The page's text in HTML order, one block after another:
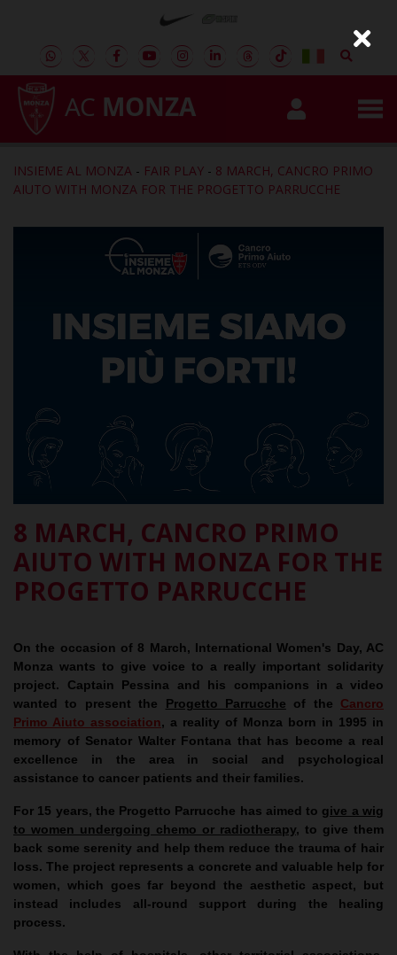
AC MONZA
INSIEME AL MONZA - FAIR PLAY - 8 MARCH, CANCRO PRIMO
AIUTO WITH MONZA FOR THE PROGETTO PARRUCCHE
8 MARCH, CANCRO PRIMO
AIUTO WITH MONZA FOR THE
PROGETTO PARRUCCHE
On the occasion of 8 March, International Women's Day, AC
Monza wants to give voice to a really important solidarity
project. Captain Pessina and his companions in a video
wanted to present the Progetto Parrucche of the Cancro
Primo Aiuto association, a reality of Monza born in 1995 in
memory of Senator Walter Fontana that has become a real
excellence in the area in social and psychological
assistance to cancer patients and their families.
For 15 years, the Progetto Parrucche has aimed to give a wig
to women undergoing chemo or radiotherapy, to give them
back some serenity and help them reduce the trauma of hair
loss. The project represents a concrete and valuable help for
women, which goes far beyond the aesthetic aspect, but
instead includes all-round support during the healing
process.